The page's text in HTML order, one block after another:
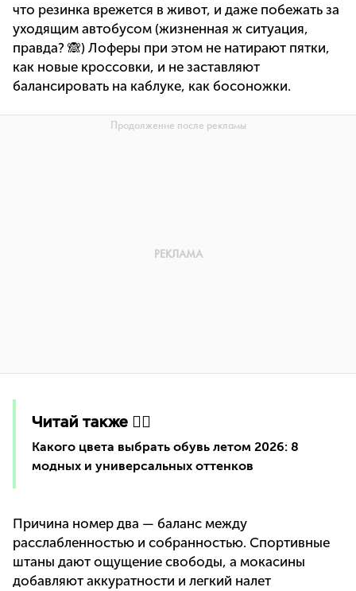
что резинка врежется в живот, и даже побежать за
уходящим автобусом (жизненная ж ситуация,
правда? 🙈) Лоферы при этом не натирают пятки,
как новые кроссовки, и не заставляют
балансировать на каблуке, как босоножки.
Читай также 👇🏻
Какого цвета выбрать обувь летом 2026: 8
модных и универсальных оттенков
Причина номер два — баланс между
расслабленностью и собранностью. Спортивные
штаны дают ощущение свободы, а мокасины
добавляют аккуратности и легкий налет